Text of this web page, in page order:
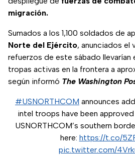
migración.
Sumados a los 1,100 soldados de
Norte del Ejército, anunciados el
refuerzos de este sábado llevarían
tropas activas en la frontera a
según informó The Washington
#USNORTHCOM announces
intel troops have been
USNORTHCOM’s southern
here: https://t.co/
pic.twitter.com/